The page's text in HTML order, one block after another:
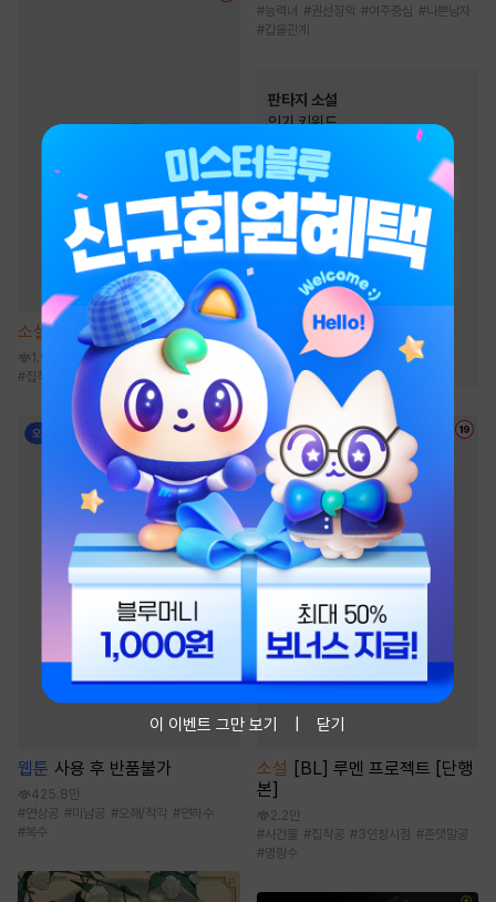
소설 불순한 탐닉 [단행본]
1.9만
#집착남 현대물 후회남 오만남 복수
웹툰 사용 후 반품불가
425.8만
#연상공 #미남공 #오해/착각 #연하수
#복수
#능력녀 #권선징악 #여주중심 #나쁜남자
#갑을관계
판타지 소설
인기 키워드
#비장함
천재
#환생물
전문직
#
전쟁물
차원이동물
#생존물 #성장물 #회귀물
먼치킨 #시스템
이능력
유쾌함
빙의물
경영/기업 # 스포츠물
#통쾌함 #게임시스템
소설 [BL] 루멘 프로젝트 [단행
본]
2.2만
#사건물 #집착공 #3인칭시점 #존댓말공
#명랑수
이 이벤트 그만 보기 닫기